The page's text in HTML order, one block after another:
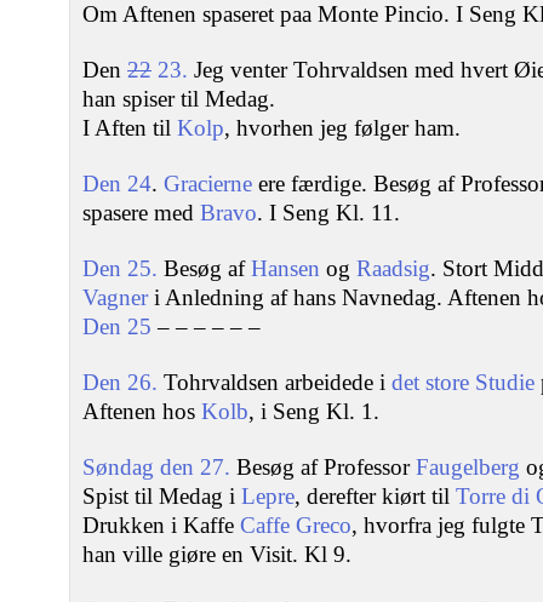
Om Aftenen spaseret paa Monte Pincio. I Seng
Den 22 23. Jeg venter Tohrvaldsen med hvert
han spiser til Medag.
I Aften til Kolp, hvorhen jeg følger ham.
Den 24. Gracierne ere færdige. Besøg af
spasere med Bravo. I Seng Kl. 11.
Den 25. Besøg afHansen og Raadsig. Stort
Vagneri Anledning af hans Navnedag. Aftenen
Den 25 – – – – – –
Den 26. Tohrvaldsen arbeidede i det store Studie
Aftenen hos Kolb, i Seng Kl. 1.
Søndag den 27. Besøg af ProfessorFaugelberg
Spist til Medag i Lepre, derefter kiørt til Torre di
Drukken i Kaffe Caffe Greco, hvorfra jeg fulgte
han ville giøre en Visit. Kl 9.